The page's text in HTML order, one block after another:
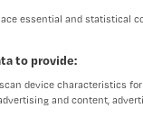
Auteur:
essential and statistical
to provide:
device characteristics
and content,